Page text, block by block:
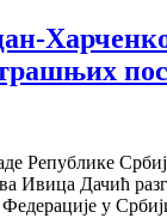
Републике
Ивица Дачић
Федерације у